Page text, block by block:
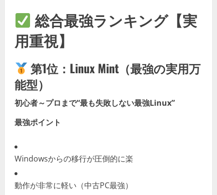
総合最強ランキング【実
用重視】
第1位： Linux Mint（最強の実用万
能型）
初心者～プロまで“最も失敗しない最強Linux”
最強ポイント
Windowsからの移行が圧倒的に楽
動作が非常に軽い（中古PC最強）